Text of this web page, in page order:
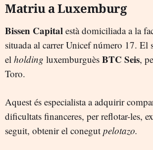
Matriu a Luxemburg
Bissen Capital està domiciliada a la
situada al carrer Unicef número 17. El
el holding luxemburguès BTC Seis,
Toro.
Aquest és especialista a adquirir
dificultats financeres, per reflotar-les,
seguit, obtenir el conegut pelotazo.